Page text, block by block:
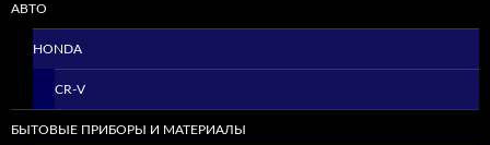
АВТО
HONDA
CR-V
БЫТОВЫЕ ПРИБОРЫ И МАТЕРИАЛЫ